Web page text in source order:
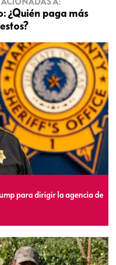
¿Quién paga más
para dirigir la agencia de